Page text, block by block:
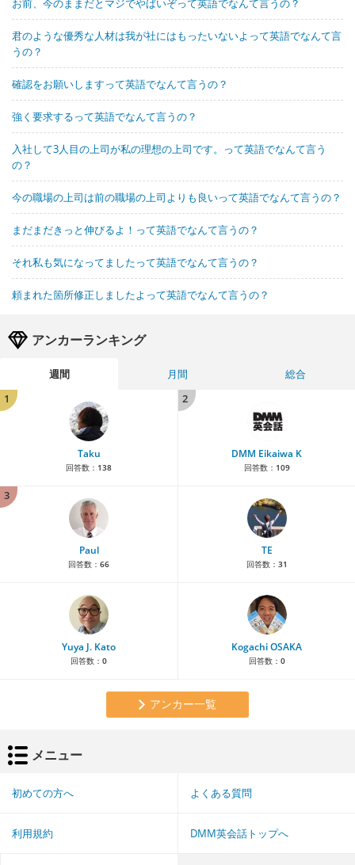
お前、今のままだとマジでやばいぞって英語でなんて言うの？
君のような優秀な人材は我が社にはもったいないよって英語でなんて言
うの？
確認をお願いしますって英語でなんて言うの？
強く要求するって英語でなんて言うの？
入社して3人目の上司が私の理想の上司です。って英語でなんて言う
の？
今の職場の上司は前の職場の上司よりも良いって英語でなんて言うの？
まだまだきっと伸びるよ！って英語でなんて言うの？
それ私も気になってましたって英語でなんて言うの？
頼まれた箇所修正しましたよって英語でなんて言うの？
アンカーランキング
週間 月間
総合
1
Taku
回答数： 138
2
DMM Eikaiwa K
回答数： 109
3
Paul
回答数： 66
TE
回答数： 31
Yuya J. Kato
回答数： 0
Kogachi OSAKA
回答数： 0
アンカー一覧
メニュー
初めての方へ よくある質問
利用規約 DMM英会話トップへ